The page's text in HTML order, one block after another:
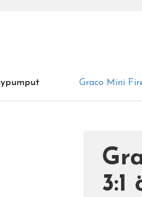
Graco Mini